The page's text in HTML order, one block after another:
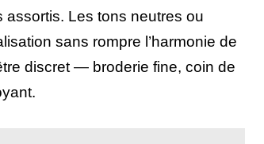
Les tons neutres ou
sans rompre l’harmonie de
discret — broderie fine, coin de